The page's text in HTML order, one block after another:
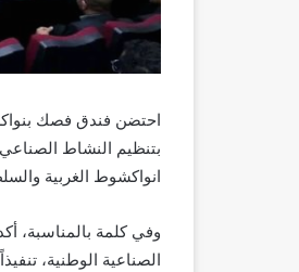
بتنظيم النشاط
انواكشوط الغربية
وفي كلمة بالمناسبة،
الصناعية الوطنية،